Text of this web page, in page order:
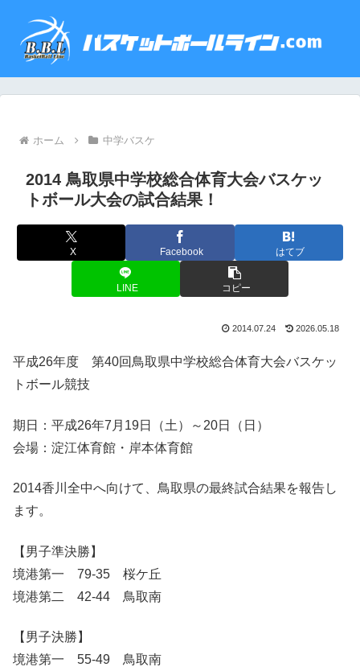
ホーム 中学バスケ
2014 鳥取県中学校総合体育大会バスケッ
トボール大会の試合結果！
X Facebook はてブ
LINE コピー
2014.07.24 2026.05.18
平成26年度 第40回鳥取県中学校総合体育大会バスケッ
トボール競技
期日：平成26年7月19日（土）～20日（日）
会場：淀江体育館・岸本体育館
2014香川全中へ向けて、鳥取県の最終試合結果を報告し
ます。
【男子準決勝】
境港第一 79-35 桜ケ丘
境港第二 42-44 鳥取南
【男子決勝】
境港第一 55-49 鳥取南